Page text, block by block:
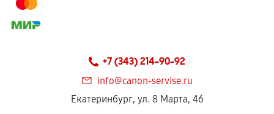
+7 (343) 214-90-92
info@canon-servise.ru
Екатеринбург, ул. 8 Марта, 46